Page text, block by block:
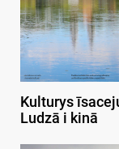
Kulturys
Ludzā i kinā